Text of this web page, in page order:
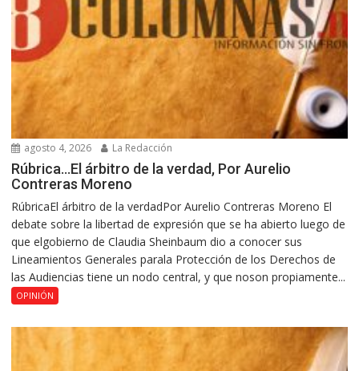
agosto 4, 2026 La Redacción
Rúbrica…El árbitro de la verdad, Por Aurelio
Contreras Moreno
RúbricaEl árbitro de la verdadPor Aurelio Contreras Moreno El
debate sobre la libertad de expresión que se ha abierto luego de
que elgobierno de Claudia Sheinbaum dio a conocer sus
Lineamientos Generales parala Protección de los Derechos de
las Audiencias tiene un nodo central, y que noson propiamente...
OPINIÓN